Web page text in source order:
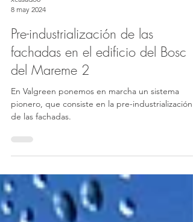
8 may 2024
Pre-industrialización de las
fachadas en el edificio del Bosc
del Mareme 2
En Valgreen ponemos en marcha un sistema
de las fachadas.